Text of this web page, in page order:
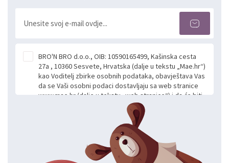
BRO'N BRO d.o.o., OIB: 10590165499, Kašinska cesta
27a , 10360 Sesvete, Hrvatska (dalje u tekstu „Mae.hr“)
kao Voditelj zbirke osobnih podataka, obavještava Vas
da se Vaši osobni podaci dostavljaju sa web stranice
www.mae.hr (dalje u tekstu „web stranice“) i da će biti
obrađeni. Prihvaćanjem ove Izjave smatra se da
slobodno i izričito dajete privolu za prikupljanje i daljnju
obradu Vaših osobnih podataka koje ustupate Mae.hr
putem ovih web stranica u svrhu odgovora i daljnje
komunikacije na Vaš upit poslan kroz kontakt obrazac.
Radi se o dobrovoljnom davanju podataka te ovu